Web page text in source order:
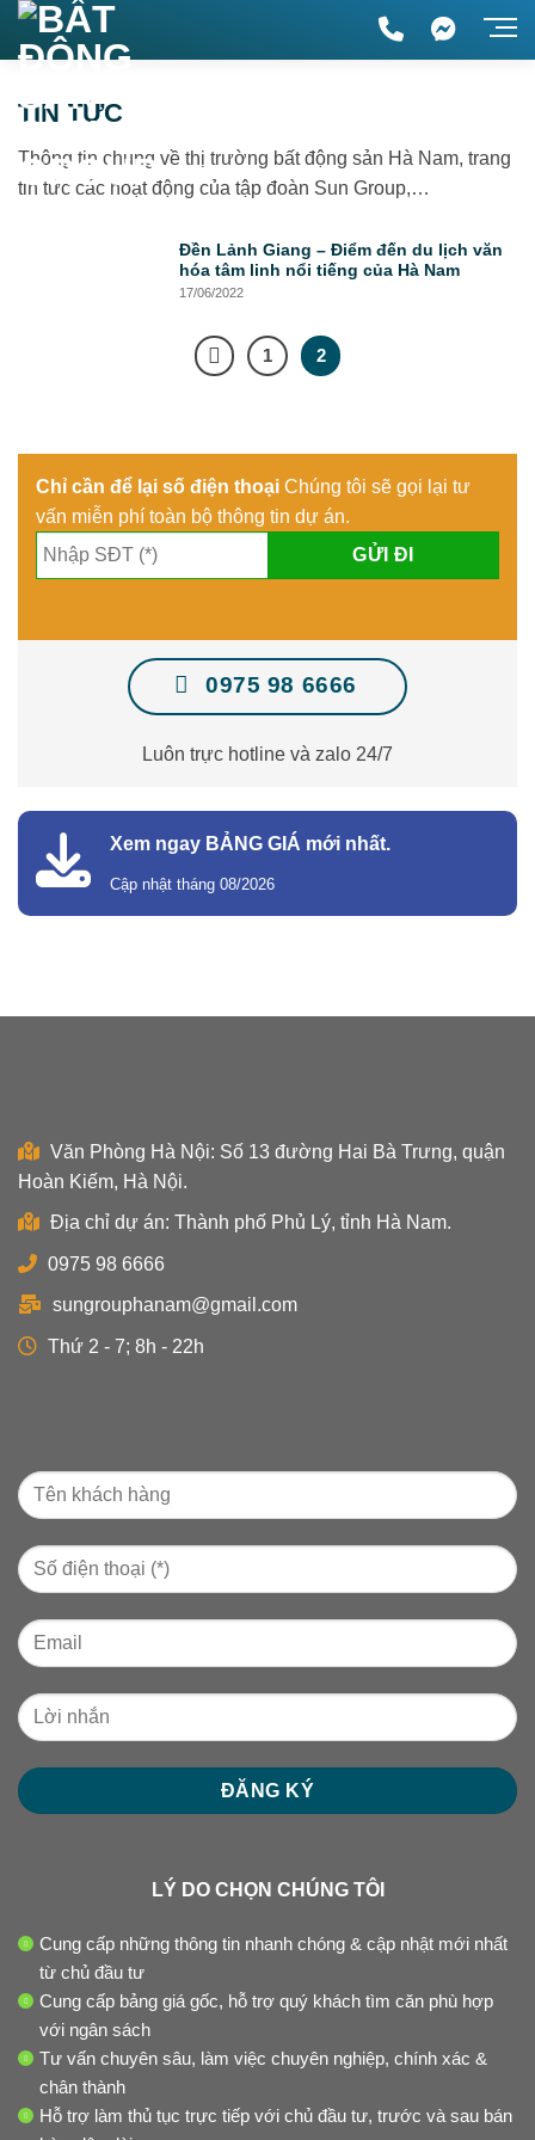
TIN TỨC
Thông tin chung về thị trường bất động sản Hà Nam, trang
tin tức các hoạt động của tập đoàn Sun Group,…
Đền Lảnh Giang – Điểm đến du lịch văn
hóa tâm linh nổi tiếng của Hà Nam
17/06/2022
1 2
Chỉ cần để lại số điện thoại Chúng tôi sẽ gọi lại tư
vấn miễn phí toàn bộ thông tin dự án.
0975 98 6666
Luôn trực hotline và zalo 24/7
Xem ngay BẢNG GIÁ mới nhất.
Cập nhật tháng 08/2026
Văn Phòng Hà Nội: Số 13 đường Hai Bà Trưng, quận
Hoàn Kiếm, Hà Nội.
Địa chỉ dự án: Thành phố Phủ Lý, tỉnh Hà Nam.
0975 98 6666
sungrouphanam@gmail.com
Thứ 2 - 7; 8h - 22h
LÝ DO CHỌN CHÚNG TÔI
Cung cấp những thông tin nhanh chóng & cập nhật mới nhất
từ chủ đầu tư
Cung cấp bảng giá gốc, hỗ trợ quý khách tìm căn phù hợp
với ngân sách
Tư vấn chuyên sâu, làm việc chuyên nghiệp, chính xác &
chân thành
Hỗ trợ làm thủ tục trực tiếp với chủ đầu tư, trước và sau bán